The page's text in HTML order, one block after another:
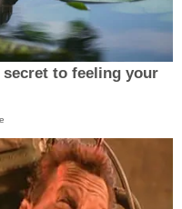
to feeling your